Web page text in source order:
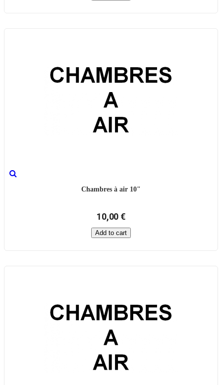
Chambres à air 10"
10,00 €
Add to cart